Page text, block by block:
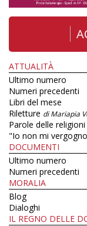
ATTUALITÀ
Ultimo numero
Numeri precedenti
Libri del mese
Riletture di Mariapia
Parole delle religioni
"Io non mi
DOCUMENTI
Ultimo numero
Numeri precedenti
MORALIA
Blog
Dialoghi
IL REGNO DELLE